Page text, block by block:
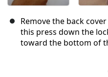
Remove the back
this press down the
toward the bottom of